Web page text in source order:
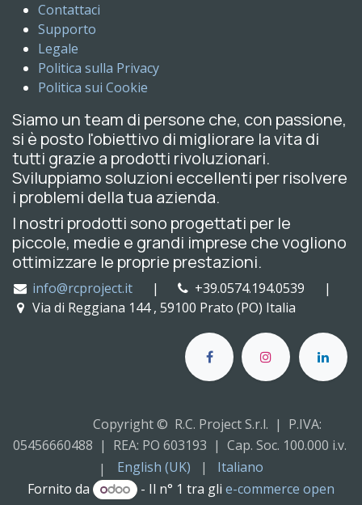
Contattaci
Supporto
Legale
Politica sulla Privacy
Politica sui Cookie
Siamo un team di persone che, con passione,
si è posto l'obiettivo di migliorare la vita di
tutti grazie a prodotti rivoluzionari.
Sviluppiamo soluzioni eccellenti per risolvere
i problemi della tua azienda.
I nostri prodotti sono progettati per le
piccole, medie e grandi imprese che vogliono
ottimizzare le proprie prestazioni.
info@rcproject.it|
+39.0574.194.0539 |
Via di Reggiana 144 , 59100 Prato (PO) Italia
Copyright © R.C. Project S.r.l. | P.IVA:
05456660488 | REA: PO 603193 | Cap. Soc. 100.000 i.v.
|
English (UK) |
Italiano
Fornito da
- Il n° 1 tra gli e-commerce open